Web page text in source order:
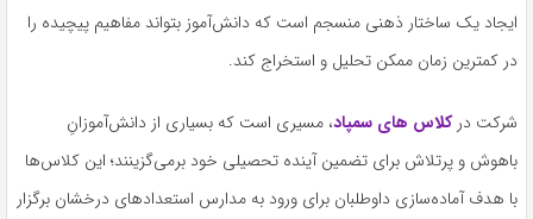
ایجاد یک ساختار ذهنی منسجم است که دانش‌آموز بتواند مفاهیم پیچیده را
در کمترین زمان ممکن تحلیل و استخراج کند.
شرکت درکلاس های سمپاد، مسیری است که بسیاری از دانش‌آموزانِ
باهوش و پرتلاش برای تضمین آینده تحصیلی خود برمی‌گزینند؛ این کلاس‌ها
با هدف آماده‌سازی داوطلبان برای ورود به مدارس استعدادهای درخشان برگزار